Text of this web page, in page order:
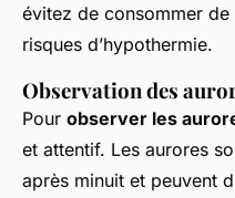
évitez de consommer
risques d’hypothermie.
Observation des
Pour observer les
et attentif. Les aurores
après minuit et peuvent